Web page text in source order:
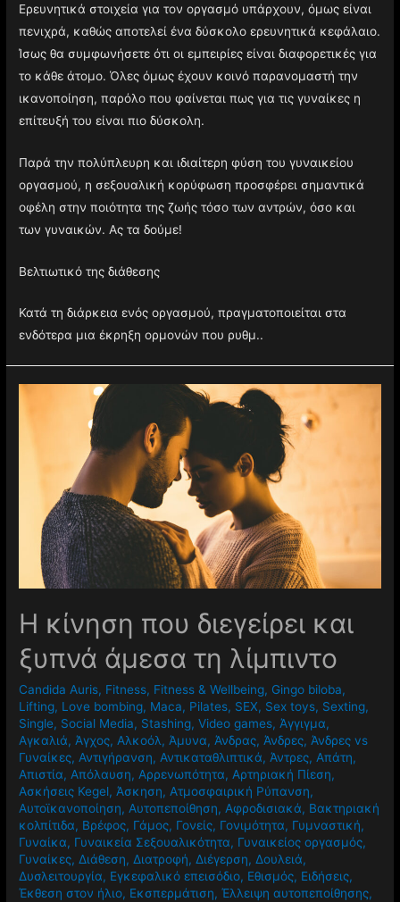
Ερευνητικά στοιχεία για τον οργασμό υπάρχουν, όμως είναι
πενιχρά, καθώς αποτελεί ένα δύσκολο ερευνητικά κεφάλαιο.
Ίσως θα συμφωνήσετε ότι οι εμπειρίες είναι διαφορετικές για
το κάθε άτομο. Όλες όμως έχουν κοινό παρανομαστή την
ικανοποίηση, παρόλο που φαίνεται πως για τις γυναίκες η
επίτευξή του είναι πιο δύσκολη.
Παρά την πολύπλευρη και ιδιαίτερη φύση του γυναικείου
οργασμού, η σεξουαλική κορύφωση προσφέρει σημαντικά
οφέλη στην ποιότητα της ζωής τόσο των αντρών, όσο και
των γυναικών. Ας τα δούμε!
Βελτιωτικό της διάθεσης
Κατά τη διάρκεια ενός οργασμού, πραγματοποιείται στα
ενδότερα μια έκρηξη ορμονών που ρυθμ..
Η κίνηση που διεγείρει και
ξυπνά άμεσα τη λίμπιντο
Candida Auris, Fitness, Fitness & Wellbeing, Gingo biloba,
Lifting, Love bombing, Maca, Pilates, SEX, Sex toys, Sexting,
Single, Social Media, Stashing,Video games,Άγγιγμα,
Αγκαλιά,Άγχος,Αλκοόλ,Άμυνα,Άνδρας,Άνδρες,Άνδρες vs
Γυναίκες,Αντιγήρανση,Αντικαταθλιπτικά,Άντρες,Απάτη,
Απιστία,Απόλαυση,Αρρενωπότητα,Αρτηριακή Πίεση,
Ασκήσεις Kegel,Άσκηση,Ατμοσφαιρική Ρύπανση,
Αυτοϊκανοποίηση,Αυτοπεποίθηση,Αφροδισιακά, Βακτηριακή
κολπίτιδα, Βρέφος, Γάμος, Γονείς, Γονιμότητα, Γυμναστική,
Γυναίκα, Γυναικεία Σεξουαλικότητα, Γυναικείος οργασμός,
Γυναίκες,Διάθεση,Διατροφή,Διέγερση,Δουλειά,
Δυσλειτουργία, Εγκεφαλικό επεισόδιο, Εθισμός, Ειδήσεις,
Έκθεση στον ήλιο, Εκσπερμάτιση,Έλλειψη αυτοπεποίθησης,